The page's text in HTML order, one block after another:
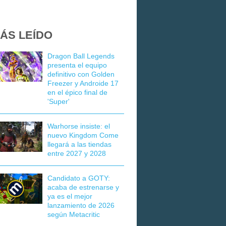
LEÍDO
Dragon Ball Legends
presenta el equipo
definitivo con Golden
Freezer y Androide 17
en el épico final de
'Super'
Warhorse insiste: el
nuevo Kingdom Come
llegará a las tiendas
entre 2027 y 2028
Candidato a GOTY:
acaba de estrenarse y
ya es el mejor
lanzamiento de 2026
según Metacritic